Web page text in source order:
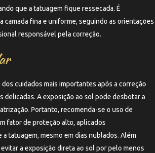
que a tatuagem fique ressecada. É
camada fina e uniforme, seguindo as orientações
responsável pela correção.
cuidados mais importantes após a correção
delicadas. A exposição ao sol pode desbotar a
Portanto, recomenda-se o uso de
fator de proteção alto, aplicados
tatuagem, mesmo em dias nublados. Além
a exposição direta ao sol por pelo menos